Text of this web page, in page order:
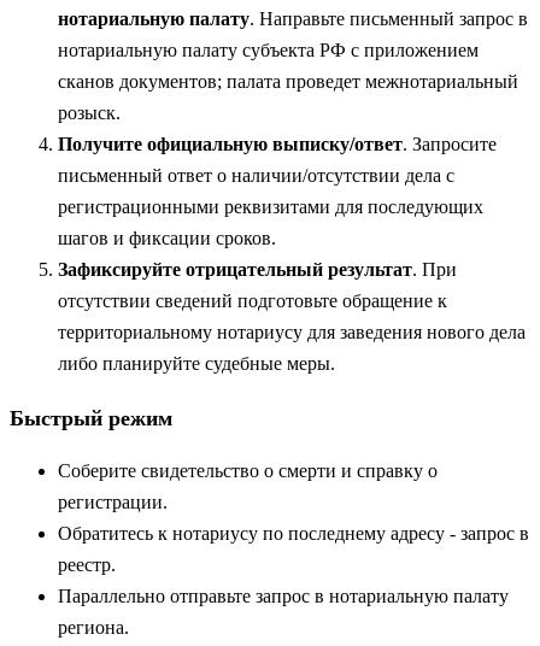
нотариальную палату. Направьте письменный запрос в
нотариальную палату субъекта РФ с приложением
сканов документов; палата проведет межнотариальный
розыск.
Получите официальную выписку/ответ. Запросите
письменный ответ о наличии/отсутствии дела с
регистрационными реквизитами для последующих
шагов и фиксации сроков.
Зафиксируйте отрицательный результат. При
отсутствии сведений подготовьте обращение к
территориальному нотариусу для заведения нового дела
либо планируйте судебные меры.
Быстрый режим
Соберите свидетельство о смерти и справку о
регистрации.
Обратитесь к нотариусу по последнему адресу - запрос в
реестр.
Параллельно отправьте запрос в нотариальную палату
региона.